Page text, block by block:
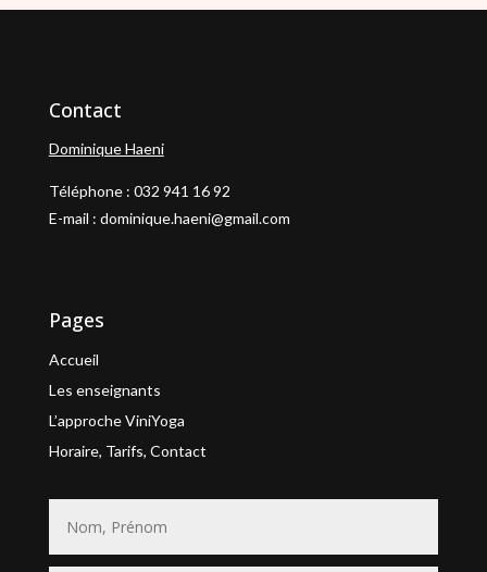
Contact
Dominique Haeni
Téléphone : 032 941 16 92
E-mail : dominique.haeni@gmail.com
Pages
Accueil
Les enseignants
L’approche ViniYoga
Horaire, Tarifs, Contact